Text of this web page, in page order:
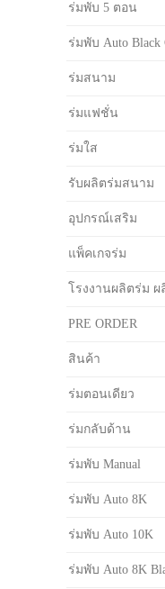
ร่มพับ 5 ตอน
ร่มพับ Auto Black
ร่มสนาม
ร่มแฟชั่น
ร่มใส
รับผลิตร่มสนาม
อุปกรณ์เสริม
แพ็คเกจร่ม
โรงงานผลิตร่ม
PRE ORDER
สินค้า
ร่มตอนเดียว
ร่มกลับด้าน
ร่มพับ Manual
ร่มพับ Auto 8K
ร่มพับ Auto 10K
ร่มพับ Auto 8K